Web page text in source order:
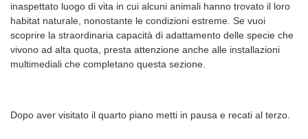
inaspettato luogo di vita in cui alcuni animali hanno trovato il loro
habitat naturale, nonostante le condizioni estreme. Se vuoi
scoprire la straordinaria capacità di adattamento delle specie che
vivono ad alta quota, presta attenzione anche alle installazioni
multimediali che completano questa sezione.
Dopo aver visitato il quarto piano metti in pausa e recati al terzo.